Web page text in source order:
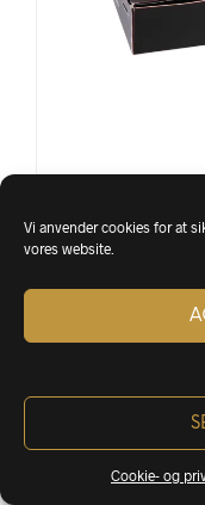
Vi anvender cookies for at
vores website.
Cookie- og
BLITZMIX 19 STK.
kr.69,00 inkl. moms